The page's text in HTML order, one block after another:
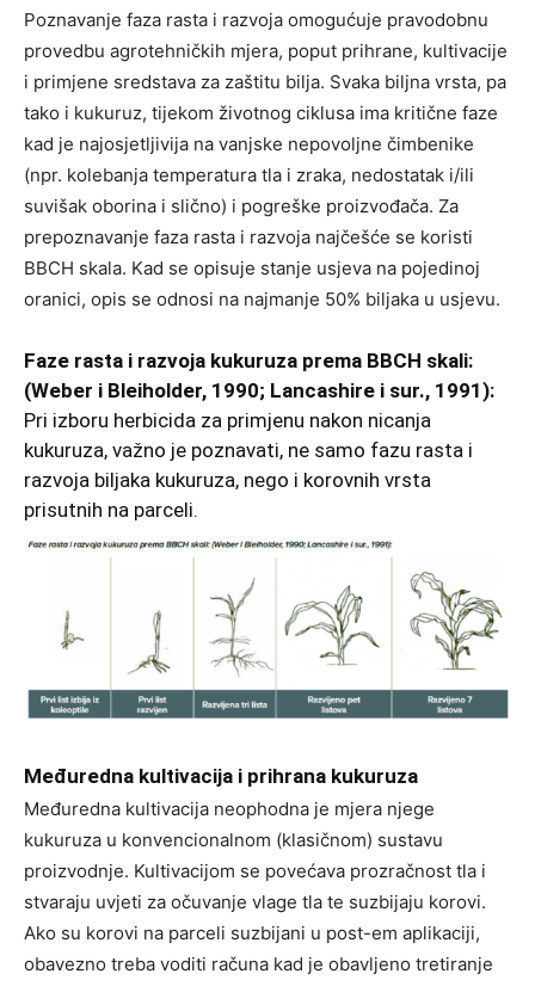
Poznavanje faza rasta i razvoja omogućuje pravodobnu
provedbu agrotehničkih mjera, poput prihrane, kultivacije
i primjene sredstava za zaštitu bilja. Svaka biljna vrsta, pa
tako i kukuruz, tijekom životnog ciklusa ima kritične faze
kad je najosjetljivija na vanjske nepovoljne čimbenike
(npr. kolebanja temperatura tla i zraka, nedostatak i/ili
suvišak oborina i slično) i pogreške proizvođača. Za
prepoznavanje faza rasta i razvoja najčešće se koristi
BBCH skala. Kad se opisuje stanje usjeva na pojedinoj
oranici, opis se odnosi na najmanje 50% biljaka u usjevu.
Faze rasta i razvoja kukuruza prema BBCH skali:
(Weber i Bleiholder, 1990; Lancashire i sur., 1991):
Pri izboru herbicida za primjenu nakon nicanja
kukuruza, važno je poznavati, ne samo fazu rasta i
razvoja biljaka kukuruza, nego i korovnih vrsta
prisutnih na parceli.
Međuredna kultivacija i prihrana kukuruza
Međuredna kultivacija neophodna je mjera njege
kukuruza u konvencionalnom (klasičnom) sustavu
proizvodnje. Kultivacijom se povećava prozračnost tla i
stvaraju uvjeti za očuvanje vlage tla te suzbijaju korovi.
Ako su korovi na parceli suzbijani u post-em aplikaciji,
obavezno treba voditi računa kad je obavljeno tretiranje